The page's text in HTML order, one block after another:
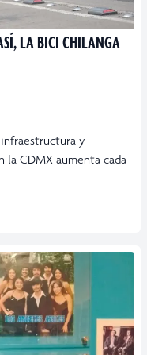
LA BICI CHILANGA
y
la CDMX aumenta cada